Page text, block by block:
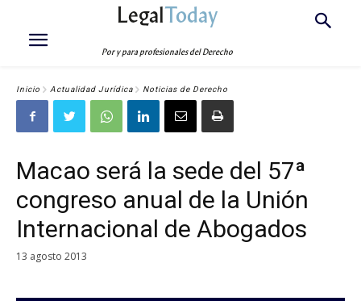
LegalToday
Por y para profesionales del Derecho
Inicio Actualidad Jurídica Noticias de Derecho
Macao será la sede del 57ª
congreso anual de la Unión
Internacional de Abogados
13 agosto 2013